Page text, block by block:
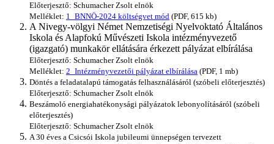
Előterjesztő: Schumacher Zsolt elnök
Melléklet: 1_BNNÖ-2024 költségvet mód (PDF, 615 kb)
A Nivegy-völgyi Német Nemzetiségi Nyelvoktató Általános
Iskola és Alapfokú Művészeti Iskola intézményvezető
(igazgató) munkakör ellátására érkezett pályázat elbírálása
Előterjesztő: Schumacher Zsolt elnök
Melléklet: 2_Intézményvezetői pályázat elbírálása (PDF, 1 mb)
Döntés a feladatalapú támogatás felhasználásáról (szóbeli előterjesztés)
Előterjesztő: Schumacher Zsolt elnök
Beszámoló energiahatékonysági pályázatok lebonyolításáról (szóbeli
előterjesztés)
Előterjesztő: Schumacher Zsolt elnök
A 30 éves a Csicsói Iskola jubileumi ünnepségen tervezett